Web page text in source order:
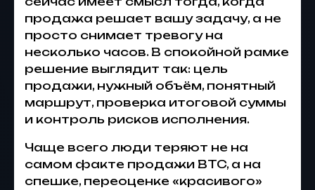
продажа решает вашу задачу, а не
просто снимает тревогу на
несколько часов. В спокойной рамке
решение выглядит так: цель
продажи, нужный объём, понятный
маршрут, проверка итоговой суммы
и контроль рисков исполнения.
Чаще всего люди теряют не на
самом факте продажи BTC, а на
спешке, переоценке «красивого»